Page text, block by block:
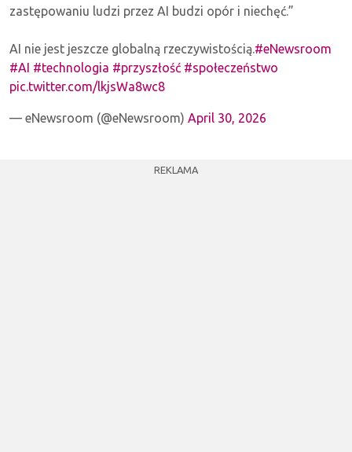
zastępowaniu ludzi przez AI budzi opór i niechęć.”
AI nie jest jeszcze globalną rzeczywistością.#eNewsroom
#AI #technologia #przyszłość #społeczeństwo
pic.twitter.com/lkjsWa8wc8
— eNewsroom (@eNewsroom) April 30, 2026
REKLAMA